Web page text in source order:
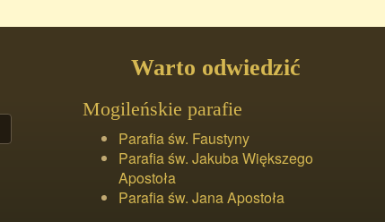
Warto odwiedzić
Mogileńskie parafie
Parafia św. Faustyny
Parafia św. Jakuba Większego
Apostoła
Parafia św. Jana Apostoła